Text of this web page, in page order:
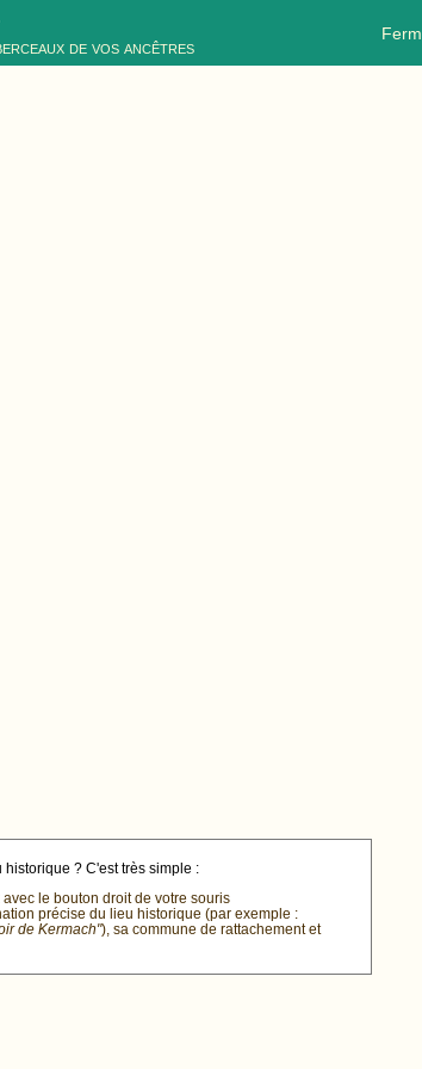
de vos ancêtres
historique ? C'est très simple :
le bouton droit de votre souris
précise du lieu historique (par exemple :
de Kermach"), sa commune de rattachement et